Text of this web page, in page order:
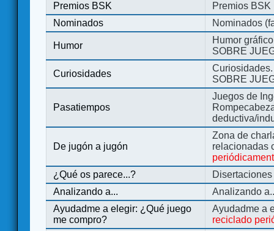
Premios BSK
Premios BSK
Nominados
Nominados
Humor
Humor
SOBRE
Curiosidades
SOBRE
Pasatiempos
Juegos de
deductiva/
De jugón a jugón
Zona de
relacionadas
¿Qué os parece...?
Analizando a...
Analizando
Ayudadme a elegir: ¿Qué juego
me compro?
Ayudadme a
reciclado